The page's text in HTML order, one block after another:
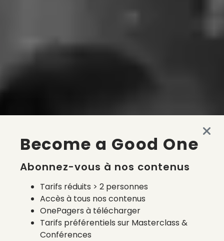
Become a Good One
Abonnez-vous à nos contenus
Tarifs réduits > 2 personnes
Accès à tous nos contenus
OnePagers à télécharger
Tarifs préférentiels sur Masterclass &
Conférences